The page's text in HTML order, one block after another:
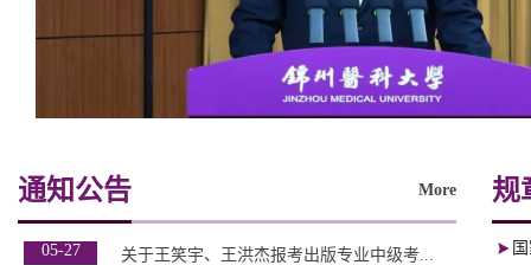
通知公告 More
05-27 关于王笑宇、王洪杰报考出版专业中级考...
规